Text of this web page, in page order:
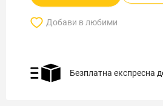
Добави в любими
Безплатна експресна